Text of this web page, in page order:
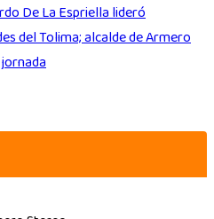
De La Espriella lideró
del Tolima; alcalde de Armero